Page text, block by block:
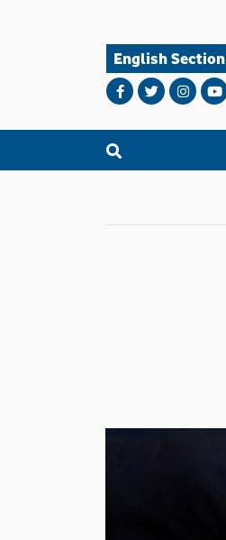
English Section